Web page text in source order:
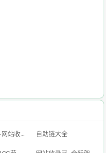
自动搜导航-网站收录-自动收录网-网址收录-自动秒收录 自助链大全